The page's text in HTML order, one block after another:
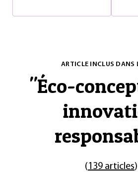
ARTICLE INCLUS DANS
"Éco-
(139 articles)